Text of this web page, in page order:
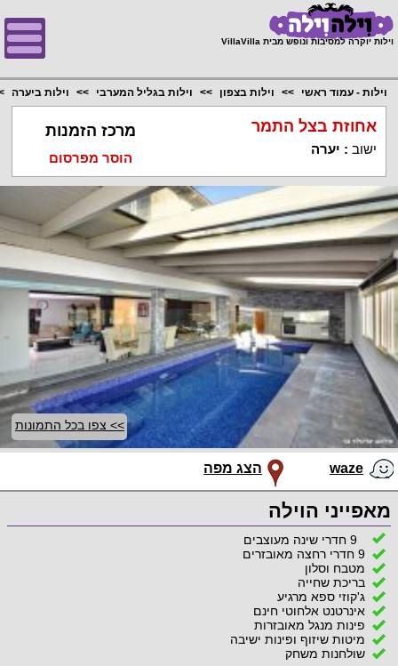
וילות יוקרה למסיבות ונופש מבית VillaVilla
וילות - עמוד ראשי וילות בצפון וילות בגליל המערבי וילות ביערה
אחוזת בצל התמר
ישוב : יערה
מרכז הזמנות
הוסר מפרסום
>> צפו בכל התמונות
waze הצג מפה
מאפייני הוילה
9 חדרי שינה מעוצבים
9 חדרי רחצה מאובזרים
מטבח וסלון
בריכת שחייה
ג'קוזי ספא מרגיע
אינרטנט אלחוטי חינם
פינות מנגל מאובזרות
מיטות שיזוף ופינות ישיבה
שולחנות משחק